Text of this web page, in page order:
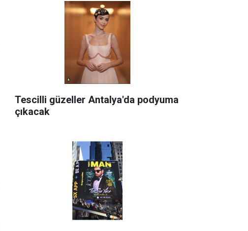
Tescilli güzeller Antalya'da podyuma
çıkacak